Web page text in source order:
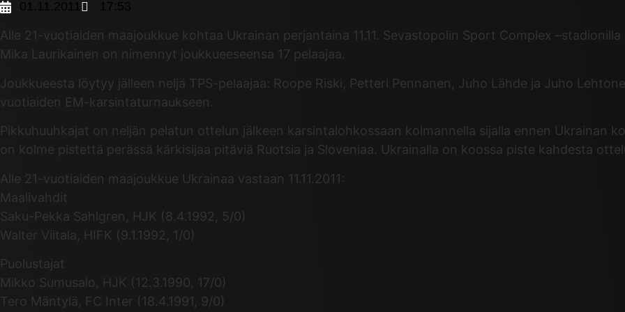
01.11.2011
Alle 21-vuotiaiden maajoukkue kohtaa Ukrainan perjantaina 11.11. Sevastopolin Sport Complex
Mika Laurikainen on nimennyt joukkueeseensa 17 pelaajaa.
Joukkueesta löytyy jälleen neljä TPS-pelaajaa: Roope Riski, Petteri Pennanen, Juho Lähde ja Juho
vuotiaiden EM-karsintaturnaukseen.
Pikkuhuuhkajat on neljän pelatun ottelun jälkeen karsintalohkossaan kolmannella sijalla ennen Ukrainan
on kolme pistettä perässä kärkisijaa pitäviä Ruotsia ja Sloveniaa. Ukrainalla on koossa piste kahdesta
Alle 21-vuotiaiden maajoukkue Ukrainaa vastaan 11.11.2011:
Maalivahdit
Saku-Pekka Sahlgren, HJK (8.4.1992, 5/0)
Walter Viitala, HIFK (9.1.1992, 1/0)
Puolustajat
Mikko Sumusalo, HJK (12.3.1990, 17/0)
Tero Mäntylä, FC Inter (18.4.1991, 9/0)